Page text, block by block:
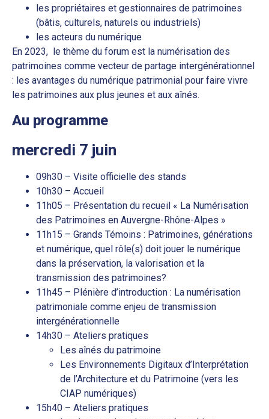
les propriétaires et gestionnaires de patrimoines
(bâtis, culturels, naturels ou industriels)
les acteurs du numérique
En 2023, le thème du forum est la numérisation des
patrimoines comme vecteur de partage intergénérationnel
: les avantages du numérique patrimonial pour faire vivre
les patrimoines aux plus jeunes et aux aînés.
Au programme
mercredi 7 juin
09h30 – Visite officielle des stands
10h30 – Accueil
11h05 – Présentation du recueil « La Numérisation
des Patrimoines en Auvergne-Rhône-Alpes »
11h15 – Grands Témoins : Patrimoines, générations
et numérique, quel rôle(s) doit jouer le numérique
dans la préservation, la valorisation et la
transmission des patrimoines?
11h45 – Plénière d’introduction : La numérisation
patrimoniale comme enjeu de transmission
intergénérationnelle
14h30 – Ateliers pratiques
Les aînés du patrimoine
Les Environnements Digitaux d’Interprétation
de l’Architecture et du Patrimoine (vers les
CIAP numériques)
15h40 – Ateliers pratiques